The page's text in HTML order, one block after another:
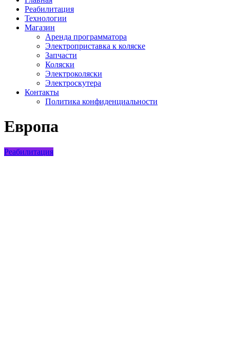
Реабилитация
Технологии
Магазин
Аренда программатора
Электроприставка к коляске
Запчасти
Коляски
Электроколяски
Электроскутера
Контакты
Политика конфиденциальности
Европа
Реабилитация